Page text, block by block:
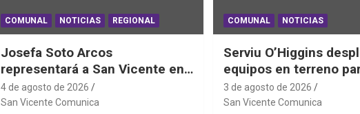
COMUNAL NOTICIAS REGIONAL
Josefa Soto Arcos
representará a San Vicente en
el Mundial Junior de
Powerlifting Sudáfrica 2026
4 de agosto de 2026
San Vicente Comunica
COMUNAL NOTICIAS
Serviu O’Higgins
equipos en terreno
daños habitacionales
Sistema Frontal
3 de agosto de 2026
San Vicente Comunica